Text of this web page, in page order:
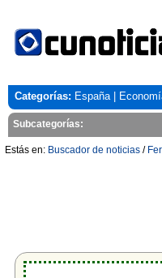
Categorías: España|
Subcategorías:
Estás en: Buscador de noticias /